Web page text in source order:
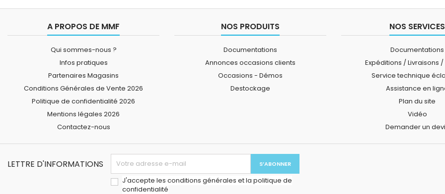
A PROPOS DE MMF
Qui sommes-nous ?
Infos pratiques
Partenaires Magasins
Conditions Générales de Vente 2026
Politique de confidentialité 2026
Mentions légales 2026
Contactez-nous
NOS PRODUITS
Documentations
Annonces occasions clients
Occasions - Démos
Destockage
NOS SERVICES
Documentations
Expéditions / Livraisons
Service technique
Assistance en
Plan du site
Vidéo
Demander un
LETTRE D'INFORMATIONS
J'accepte les conditions générales et la politique de
confidentialité